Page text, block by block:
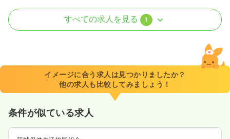
検診・健診 保健師
8:30～17:00
土日祝休み
年間休日125日 月給21万円以上可
気になる
すべての求人を見る 1
イメージに合う求人は見つかりましたか？
他の求人も比較してみましょう！
条件が似ている求人